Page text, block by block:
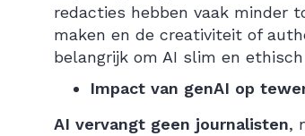
redacties hebben vaak minder
maken en de creativiteit of
belangrijk om AI slim en
Impact van genAI op
AI vervangt geen journalisten,